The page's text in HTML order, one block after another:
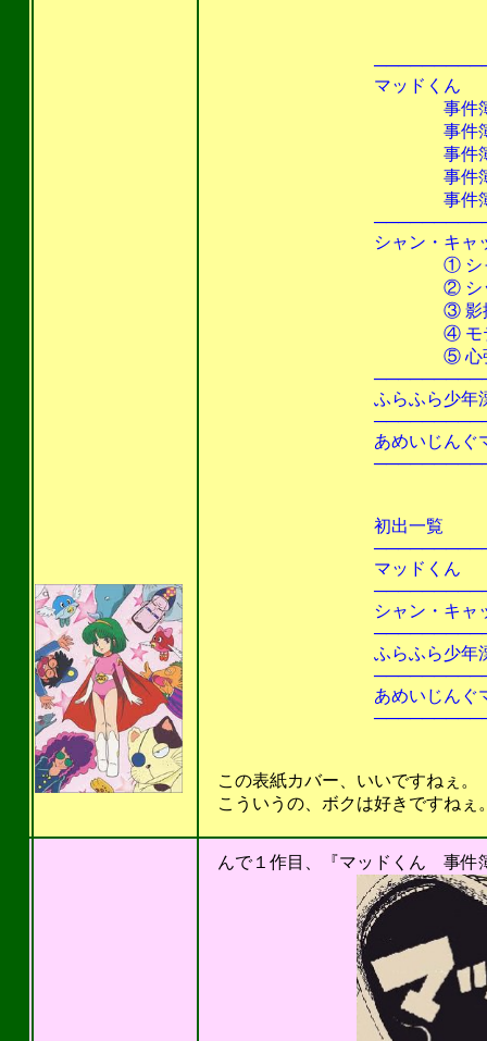
マッドくん
事件簿その１ 悪い
事件簿その２ 地球
事件簿その
事件簿その４
事件簿その５ ひ
シャン・キャッ
① シャ
② シッポを
③ 影掘れニ
④ モテたい時
⑤ 心強い味
ふらふら
あめいじ
初出一覧
マッドくん リュ
シャン・キャット 週刊
ふらふら少年漂流記
あめいじんぐマ
この表紙カバー、いいですねぇ。
こういうの、ボクは好きですねぇ
んで１作目、『マッドくん 事件